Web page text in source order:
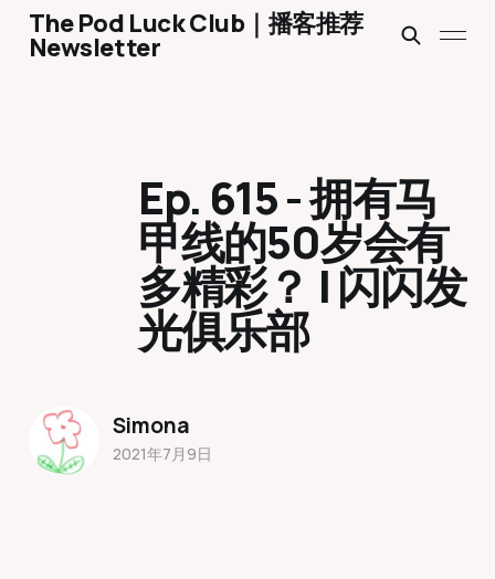
The Pod Luck Club｜播客推荐
Newsletter
Ep. 615 - 拥有马
甲线的50岁会有
多精彩？ | 闪闪发
光俱乐部
Simona
2021年7月9日